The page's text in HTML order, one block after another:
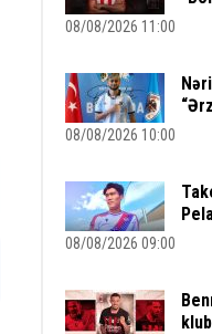
08/08/2026 11:00
08/08/2026 10:00
08/08/2026 09:00